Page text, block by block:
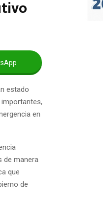
estado
en
de manera
que
de